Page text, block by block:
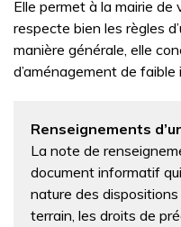
Elle permet à la mairie
respecte bien les règles
manière générale, elle
d’aménagement de
Renseignements
La note de
document informatif
nature des dispositions
terrain, les droits de